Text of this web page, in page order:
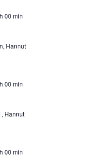
00 min
Hannut
00 min
Hannut
00 min